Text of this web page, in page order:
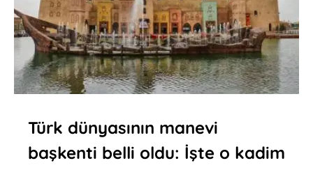
Türk dünyasının manevi
başkenti belli oldu: İşte o kadim